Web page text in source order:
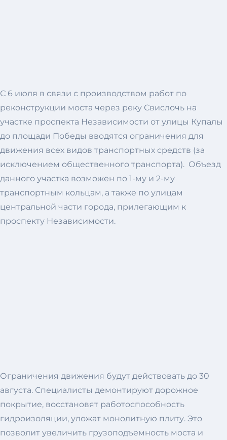
С 6 июля в связи с производством работ по
реконструкции моста через реку Свислочь на
участке проспекта Независимости от улицы Купалы
до площади Победы вводятся ограничения для
движения всех видов транспортных средств (за
исключением общественного транспорта). Объезд
данного участка возможен по 1-му и 2-му
транспортным кольцам, а также по улицам
центральной части города, прилегающим к
проспекту Независимости.
Ограничения движения будут действовать до 30
августа. Специалисты демонтируют дорожное
покрытие, восстановят работоспособность
гидроизоляции, уложат монолитную плиту. Это
позволит увеличить грузоподъемность моста и